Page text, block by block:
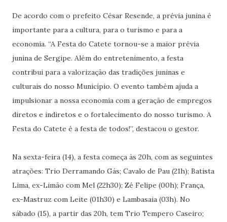
De acordo com o prefeito César Resende, a prévia junina é
importante para a cultura, para o turismo e para a
economia. “A Festa do Catete tornou-se a maior prévia
junina de Sergipe. Além do entretenimento, a festa
contribui para a valorização das tradições juninas e
culturais do nosso Município. O evento também ajuda a
impulsionar a nossa economia com a geração de empregos
diretos e indiretos e o fortalecimento do nosso turismo. A
Festa do Catete é a festa de todos!”, destacou o gestor.
Na sexta-feira (14), a festa começa às 20h, com as seguintes
atrações: Trio Derramando Gás; Cavalo de Pau (21h); Batista
Lima, ex-Limão com Mel (22h30); Zé Felipe (00h); França,
ex-Mastruz com Leite (01h30) e Lambasaia (03h). No
sábado (15), a partir das 20h, tem Trio Tempero Caseiro;